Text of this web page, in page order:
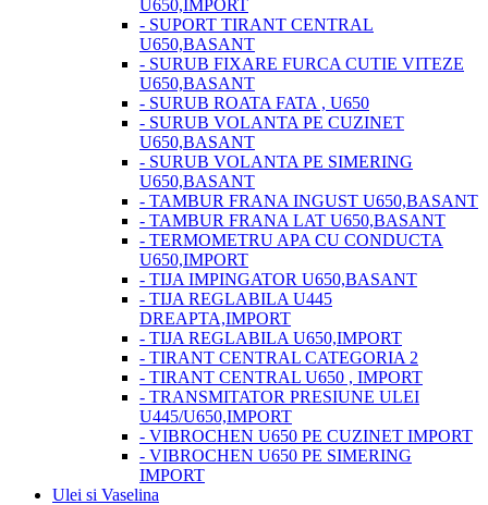
U650,IMPORT
- SUPORT TIRANT CENTRAL
U650,BASANT
- SURUB FIXARE FURCA CUTIE VITEZE
U650,BASANT
- SURUB ROATA FATA , U650
- SURUB VOLANTA PE CUZINET
U650,BASANT
- SURUB VOLANTA PE SIMERING
U650,BASANT
- TAMBUR FRANA INGUST U650,BASANT
- TAMBUR FRANA LAT U650,BASANT
- TERMOMETRU APA CU CONDUCTA
U650,IMPORT
- TIJA IMPINGATOR U650,BASANT
- TIJA REGLABILA U445
DREAPTA,IMPORT
- TIJA REGLABILA U650,IMPORT
- TIRANT CENTRAL CATEGORIA 2
- TIRANT CENTRAL U650 , IMPORT
- TRANSMITATOR PRESIUNE ULEI
U445/U650,IMPORT
- VIBROCHEN U650 PE CUZINET IMPORT
- VIBROCHEN U650 PE SIMERING
IMPORT
Ulei si Vaselina